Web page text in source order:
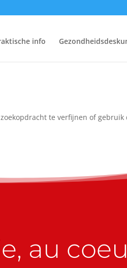
info
te verfijnen of gebruik
au